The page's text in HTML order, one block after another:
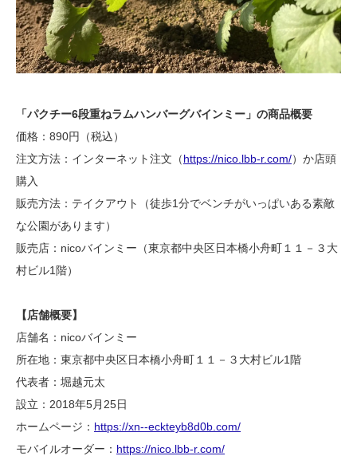
「パクチー6段重ねラムハンバーグバインミー」の商品概要
価格：890円（税込）
​注文方法：インターネット注文（https://nico.lbb-r.com/）か店頭
購入
販売方法：テイクアウト（徒歩1分でベンチがいっぱいある素敵
な公園があります）
販売店：nicoバインミー（東京都中央区日本橋小舟町１１－３大
村ビル1階）
【店舗概要】
店舗名：nicoバインミー
所在地：東京都中央区日本橋小舟町１１－３大村ビル1階
代表者：堀越元太
設立：2018年5月25日
ホームページ： https://xn--eckteyb8d0b.com/
モバイルオーダー： https://nico.lbb-r.com/